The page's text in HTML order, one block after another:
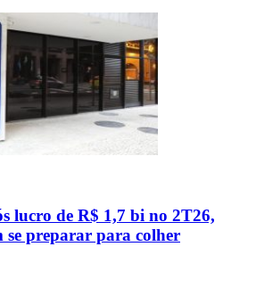
lucro de R$ 1,7 bi no 2T26,
se preparar para colher